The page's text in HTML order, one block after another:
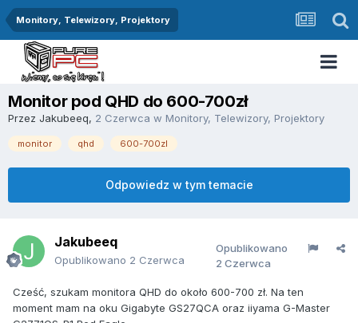
Monitory, Telewizory, Projektory
Monitor pod QHD do 600-700zł
Przez Jakubeeq, 2 Czerwca w Monitory, Telewizory, Projektory
monitor qhd 600-700zl
Odpowiedz w tym temacie
Jakubeeq
Opublikowano 2 Czerwca
Opublikowano
2 Czerwca
Cześć, szukam monitora QHD do około 600-700 zł. Na ten
moment mam na oku Gigabyte GS27QCA oraz iiyama G-Master